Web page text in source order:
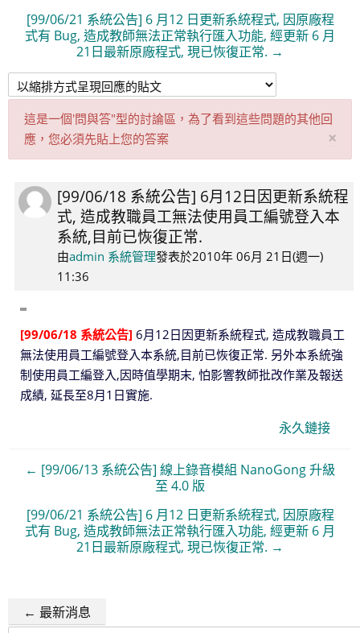
[99/06/21 系統公告] 6 月12 日更新系統程式, 因原廠程
式有 Bug, 造成教師無法正常執行匯入功能, 經更新 6 月
21日最新原廠程式, 現已恢復正常. →
這是一個'問與答"型的討論區，為了看到這些問題的其他回
應，您必須先貼上您的答案
×取
消
通
知
[99/06/18 系統公告] 6月12日因更新系統程
式, 造成教職員工無法使用員工編號登入本
系統,目前已恢復正常.
由admin 系統管理發表於2010年 06月 21日(週一)
11:36
Number
of
replies:
0
[99/06/18 系統公告] 6月12日因更新系統程式, 造成教職員工
無法使用員工編號登入本系統,目前已恢復正常. 另外本系統強
制使用員工編登入,因時值學期末, 怕影響教師批改作業及報送
成績, 延長至8月1日實施.
永久鏈接
← [99/06/13 系統公告] 線上錄音模組 NanoGong 升級
至 4.0 版
[99/06/21 系統公告] 6 月12 日更新系統程式, 因原廠程
式有 Bug, 造成教師無法正常執行匯入功能, 經更新 6 月
21日最新原廠程式, 現已恢復正常. →
← 最新消息